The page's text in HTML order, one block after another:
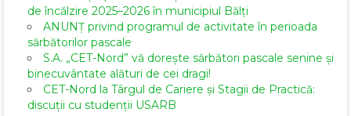
de încălzire 2025–2026 în municipiul Bălți
ANUNȚ privind programul de activitate în perioada
sărbătorilor pascale
S.A. „CET-Nord” vă dorește sărbători pascale senine și
binecuvântate alături de cei dragi!
CET-Nord la Târgul de Cariere și Stagii de Practică:
discuții cu studenții USARB